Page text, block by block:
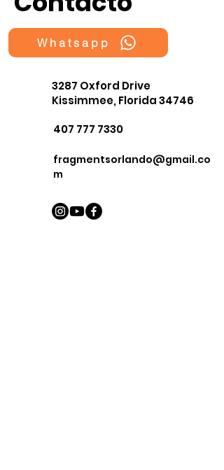
Whatsapp
3287 Oxford Drive
Kissimmee, Florida 34746
407 777 7330
fragmentsorlando@gmail.co
m